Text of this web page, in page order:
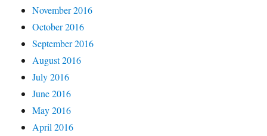
November 2016
October 2016
September 2016
August 2016
July 2016
June 2016
May 2016
April 2016